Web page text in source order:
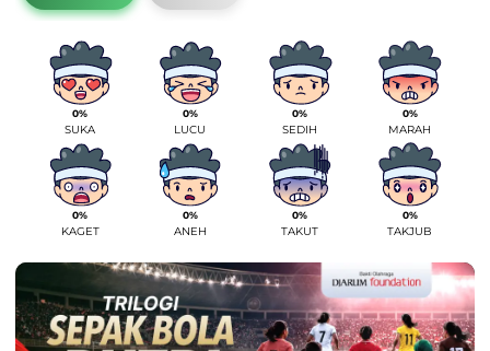
0%
SUKA
0%
LUCU
0%
SEDIH
0%
MARAH
0%
KAGET
0%
ANEH
0%
TAKUT
0%
TAKJUB